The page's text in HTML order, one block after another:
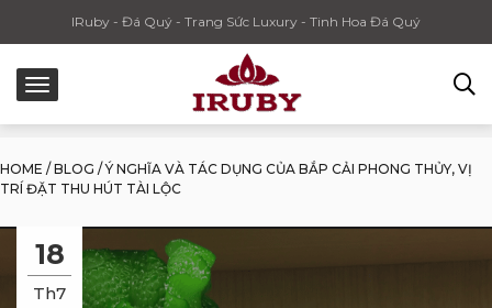
IRuby - Đá Quý - Trang Sức Luxury - Tinh Hoa Đá Quý
HOME / BLOG /Ý NGHĨA VÀ TÁC DỤNG CỦA BẮP CẢI PHONG THỦY, VỊ
TRÍ ĐẶT THU HÚT TÀI LỘC
18
Th7